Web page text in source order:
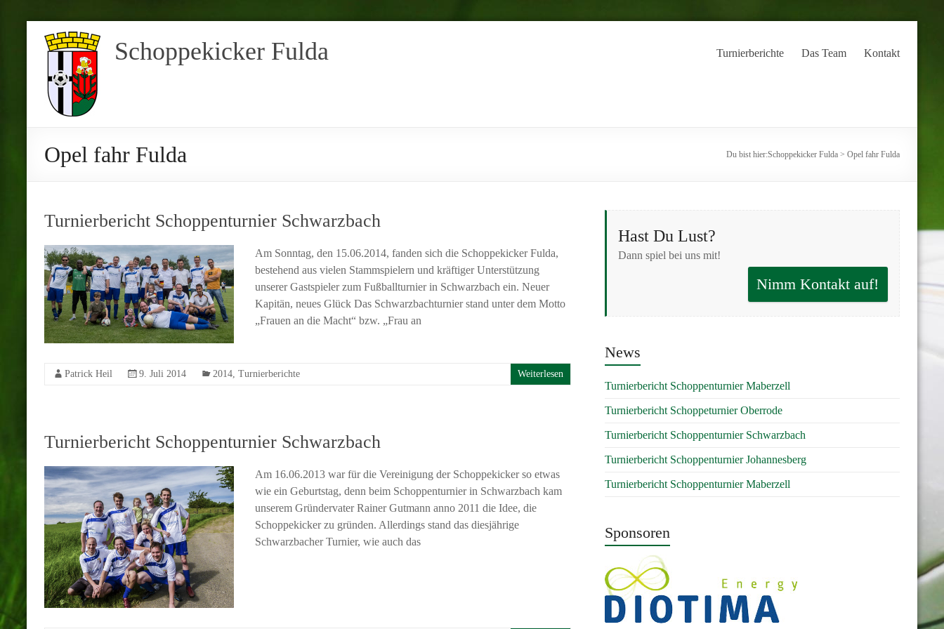
Schoppekicker Fulda Turnierberichte Das Team Kontakt
Opel fahr Fulda Du bist hier:Schoppekicker Fulda > Opel fahr Fulda
Turnierbericht Schoppenturnier Schwarzbach
Am Sonntag, den 15.06.2014, fanden sich die Schoppekicker Fulda,
bestehend aus vielen Stammspielern und kräftiger Unterstützung
unserer Gastspieler zum Fußballturnier in Schwarzbach ein. Neuer
Kapitän, neues Glück Das Schwarzbachturnier stand unter dem Motto
„Frauen an die Macht“ bzw. „Frau an
Patrick Heil 9. Juli 2014 2014, Turnierberichte Weiterlesen
Turnierbericht Schoppenturnier Schwarzbach
Am 16.06.2013 war für die Vereinigung der Schoppekicker so etwas
wie ein Geburtstag, denn beim Schoppenturnier in Schwarzbach kam
unserem Gründervater Rainer Gutmann anno 2011 die Idee, die
Schoppekicker zu gründen. Allerdings stand das diesjährige
Schwarzbacher Turnier, wie auch das
Hast Du Lust?
Dann spiel bei uns mit!
Nimm Kontakt auf!
News
Turnierbericht Schoppenturnier Maberzell
Turnierbericht Schoppeturnier Oberrode
Turnierbericht Schoppenturnier Schwarzbach
Turnierbericht Schoppenturnier Johannesberg
Turnierbericht Schoppenturnier Maberzell
Sponsoren